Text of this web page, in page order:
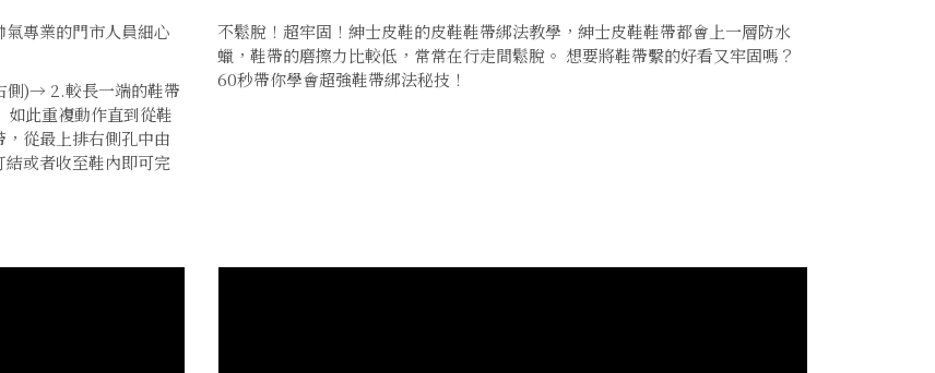
專業的門市人員細心
側)→ 2.較長一端的鞋帶
如此重複動作直到從鞋
從最上排右側孔中由
或者收至鞋內即可完
不鬆脫！超牢固！紳士皮鞋的皮鞋鞋帶綁法教學，紳士皮鞋鞋帶都會上一層防水
蠟，鞋帶的磨擦力比較低，常常在行走間鬆脫。 想要將鞋帶繫的好看又牢固嗎？
60秒帶你學會超強鞋帶綁法秘技！